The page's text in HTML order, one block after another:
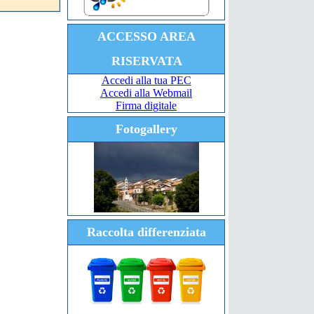
ACCESSO AREA
RISERVATA
Accedi alla tua PEC
Accedi alla Webmail
Firma digitale
Fotogallery
Raccolta differenziata